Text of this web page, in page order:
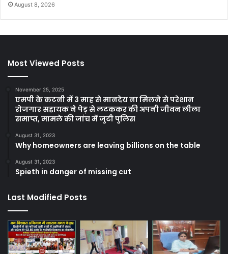
August 8, 2026
Most Viewed Posts
November 25, 2025
एमपी के कटनी में 3 माह से मानदेय ना मिलने से परेशान
रोजगार सहायक ने पेड़ से लटककर की अपनी जीवन लीला
समाप्त, मामले की जांच में जुटी पुलिस
August 31, 2023
Why homeowners are leaving billions on the table
August 31, 2023
Spieth in danger of missing cut
Last Modified Posts